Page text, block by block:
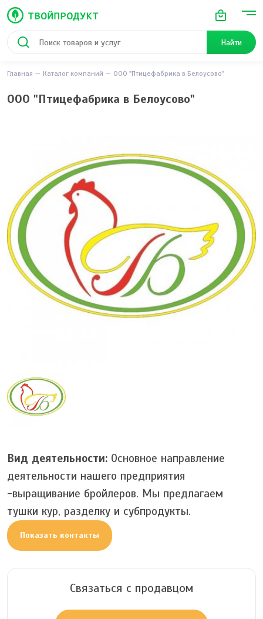
Найти
Главная Каталог компаний ООО "Птицефабрика в Белоусово"
ООО "Птицефабрика в Белоусово"
Вид деятельности: Основное направление
деятельности нашего предприятия
-выращивание бройлеров. Мы предлагаем
тушки кур, разделку и субпродукты.
Показать контакты
Связаться с продавцом